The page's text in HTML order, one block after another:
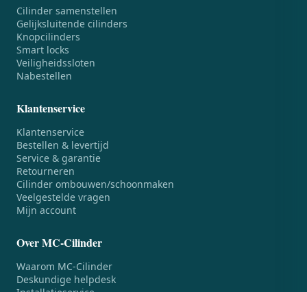
Cilinder samenstellen
Gelijksluitende cilinders
Knopcilinders
Smart locks
Veiligheidssloten
Nabestellen
Klantenservice
Klantenservice
Bestellen & levertijd
Service & garantie
Retourneren
Cilinder ombouwen/schoonmaken
Veelgestelde vragen
Mijn account
Over MC-Cilinder
Waarom MC-Cilinder
Deskundige helpdesk